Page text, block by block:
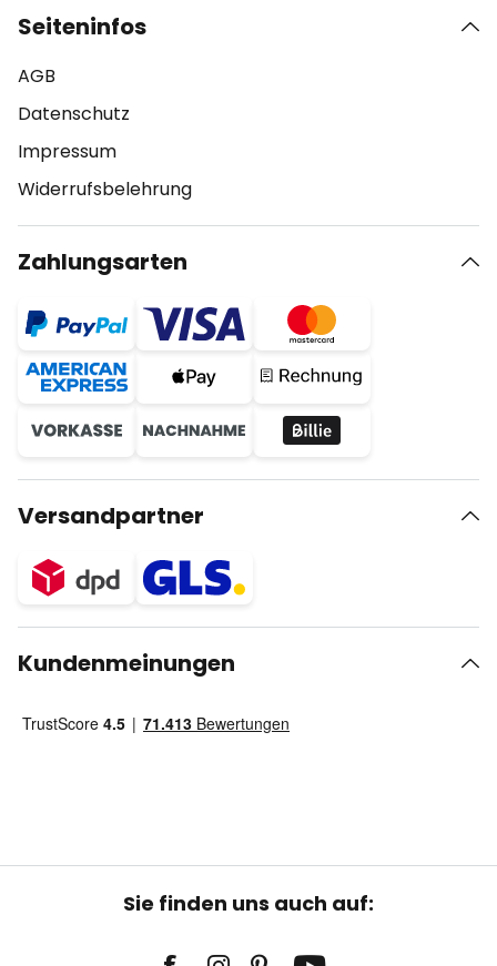
Seiteninfos
AGB
Datenschutz
Impressum
Widerrufsbelehrung
Zahlungsarten
Versandpartner
Kundenmeinungen
Sie finden uns auch auf: